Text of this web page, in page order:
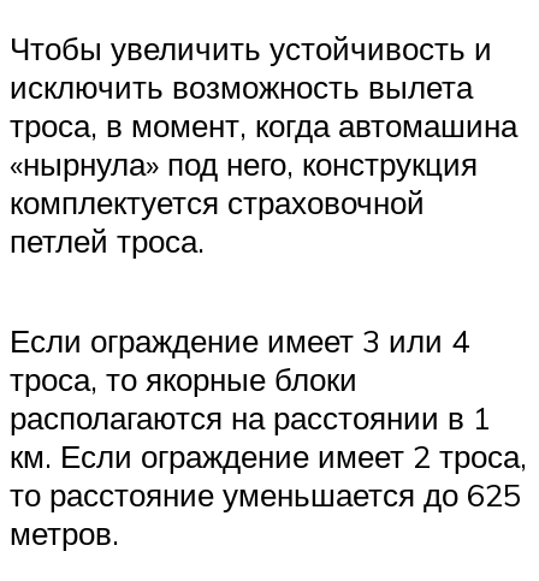
Чтобы увеличить устойчивость и
исключить возможность вылета
троса, в момент, когда автомашина
«нырнула» под него, конструкция
комплектуется страховочной
петлей троса.
Если ограждение имеет 3 или 4
троса, то якорные блоки
располагаются на расстоянии в 1
км. Если ограждение имеет 2 троса,
то расстояние уменьшается до 625
метров.